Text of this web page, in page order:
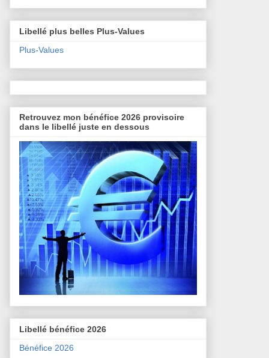
Libellé plus belles Plus-Values
Plus-Values
Retrouvez mon bénéfice 2026 provisoire
dans le libellé juste en dessous
Libellé bénéfice 2026
Bénéfice 2026